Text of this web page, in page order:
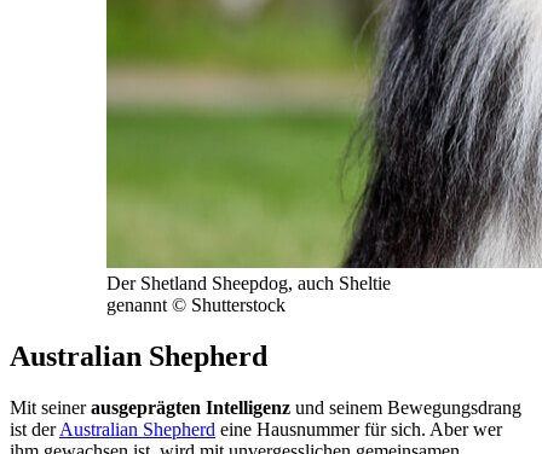
Der Shetland Sheepdog, auch Sheltie
genannt © Shutterstock
Australian Shepherd
Mit seinerausgeprägten Intelligenz und seinem Bewegungsdrang
ist derAustralian Shepherd eine Hausnummer für sich. Aber wer